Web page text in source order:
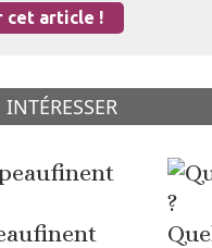
cet article !